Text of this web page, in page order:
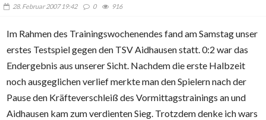
28. Februar 2007 19:42 0 916
Im Rahmen des Trainingswochenendes fand am Samstag unser
erstes Testspiel gegen den TSV Aidhausen statt. 0:2 war das
Endergebnis aus unserer Sicht. Nachdem die erste Halbzeit
noch ausgeglichen verlief merkte man den Spielern nach der
Pause den Kräfteverschleiß des Vormittagstrainings an und
Aidhausen kam zum verdienten Sieg. Trotzdem denke ich wars